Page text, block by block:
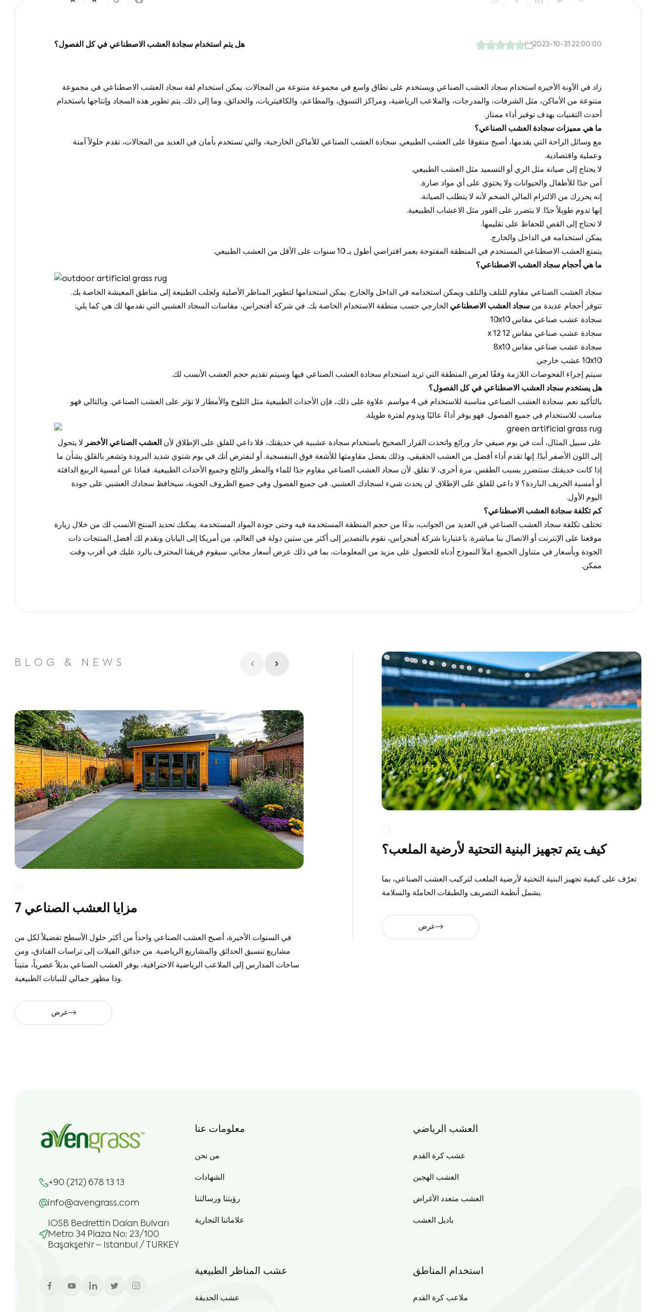
هل يتم استخدام سجادة العشب الاصطناعي في كل الفصول؟ 2023-10-31 22:00:00
زاد في الآونة الأخيرة استخدام سجاد العشب الصناعي ويستخدم على نطاق واسع في مجموعة متنوعة من المجالات. يمكن استخدام لفة سجاد العشب الاصطناعي في مجموعة
متنوعة من الأماكن، مثل الشرفات، والمدرجات، والملاعب الرياضية، ومراكز التسوق، والمطاعم، والكافيتريات، والحدائق، وما إلى ذلك. يتم تطوير هذه السجاد وإنتاجها باستخدام
أحدث التقنيات بهدف توفير أداء ممتاز.
ما هي مميزات سجادة العشب الصناعي؟
مع وسائل الراحة التي يقدمها، أصبح متفوقا على العشب الطبيعي. سجادة العشب الصناعي للأماكن الخارجية، والتي تستخدم بأمان في العديد من المجالات، تقدم حلولاً آمنة
وعملية واقتصادية.
لا يحتاج إلى صيانة مثل الري أو التسميد مثل العشب الطبيعي.
آمن جدًا للأطفال والحيوانات ولا يحتوي على أي مواد ضارة.
إنه يحررك من الالتزام المالي الضخم لأنه لا يتطلب الصيانة.
إنها تدوم طويلاً جدًا. لا يتضرر على الفور مثل الاعشاب الطبيعية.
لا تحتاج إلى القص للحفاظ على تقليمها.
يمكن استخدامه في الداخل والخارج.
يتمتع العشب الاصطناعي المستخدم في المنطقة المفتوحة بعمر افتراضي أطول بـ 10 سنوات على الأقل من العشب الطبيعي.
ما هي أحجام سجاد العشب الاصطناعي؟
سجاد العشب الصناعي مقاوم للتلف والتلف ويمكن استخدامه في الداخل والخارج. يمكن استخدامها لتطوير المناظر الأصلية ولجلب الطبيعة إلى مناطق المعيشة الخاصة بك.
تتوفر أحجام عديدة من سجاد العشب الاصطناعي الخارجي حسب منطقة الاستخدام الخاصة بك. في شركة أفنجراس، مقاسات السجاد العشبي التي نقدمها لك هي كما يلي:
سجادة عشب صناعي مقاس 10x10
سجادة عشب صناعي مقاس 12 x 12
سجادة عشب صناعي مقاس 8x10
10x10 عشب خارجي
سيتم إجراء الفحوصات اللازمة وفقًا لعرض المنطقة التي تريد استخدام سجادة العشب الصناعي فيها وسيتم تقديم حجم العشب الأنسب لك.
هل يستخدم سجاد العشب الاصطناعي في كل الفصول؟
بالتأكيد نعم. سجادة العشب الصناعي مناسبة للاستخدام في 4 مواسم. علاوة على ذلك، فإن الأحداث الطبيعية مثل الثلوج والأمطار لا تؤثر على العشب الصناعي. وبالتالي فهو
مناسب للاستخدام في جميع الفصول. فهو يوفر أداءً عاليًا ويدوم لفترة طويلة.
على سبيل المثال، أنت في يوم صيفي حار ورائع واتخذت القرار الصحيح باستخدام سجادة عشبية في حديقتك، فلا داعي للقلق على الإطلاق لأن العشب الصناعي الأخضر لا يتحول
إلى اللون الأصفر أبدًا. إنها تقدم أداء أفضل من العشب الحقيقي، وذلك بفضل مقاومتها للأشعة فوق البنفسجية. أو لنفترض أنك في يوم شتوي شديد البرودة وتشعر بالقلق بشأن ما
إذا كانت حديقتك ستتضرر بسبب الطقس. مرة أخرى، لا تقلق. لأن سجاد العشب الصناعي مقاوم جدًا للماء والمطر والثلج وجميع الأحداث الطبيعية. فماذا عن أمسية الربيع الدافئة
أو أمسية الخريف الباردة؟ لا داعي للقلق على الإطلاق. لن يحدث شيء لسجادك العشبي. في جميع الفصول وفي جميع الظروف الجوية، سيحافظ سجادك العشبي على جودة
اليوم الأول.
كم تكلفة سجادة العشب الاصطناعي؟
تختلف تكلفة سجاد العشب الصناعي في العديد من الجوانب، بدءًا من حجم المنطقة المستخدمة فيه وحتى جودة المواد المستخدمة. يمكنك تحديد المنتج الأنسب لك من خلال زيارة
موقعنا على الإنترنت أو الاتصال بنا مباشرة. باعتبارنا شركة أفنجراس، نقوم بالتصدير إلى أكثر من ستين دولة في العالم، من أمريكا إلى اليابان ونقدم لك أفضل المنتجات ذات
الجودة وبأسعار في متناول الجميع. املأ النموذج أدناه للحصول على مزيد من المعلومات، بما في ذلك عرض أسعار مجاني. سيقوم فريقنا المحترف بالرد عليك في أقرب وقت
ممكن.
BLOG & NEWS
7 مزايا العشب الصناعي
في السنوات الأخيرة، أصبح العشب الصناعي واحداً من أكثر حلول الأسطح تفضيلاً لكل من
مشاريع تنسيق الحدائق والمشاريع الرياضية. من حدائق الفيلات إلى تراسات الفنادق، ومن
ساحات المدارس إلى الملاعب الرياضية الاحترافية، يوفر العشب الصناعي بديلاً عصرياً، متيناً
وذا مظهر جمالي للنباتات الطبيعية.
عرض
كيف يتم تجهيز البنية التحتية لأرضية الملعب؟
تعرّف على كيفية تجهيز البنية التحتية لأرضية الملعب لتركيب العشب الصناعي، بما
يشمل أنظمة التصريف والطبقات الحاملة والسلامة.
عرض
+90 (212) 678 13 13
info@avengrass.com
IOSB Bedrettin Dalan Bulvarı
Metro 34 Plaza No: 23/100
Başakşehir – Istanbul / TURKEY
معلومات عنا
من نحن
الشهادات
رؤيتنا ورسالتنا
علاماتنا التجارية
العشب الرياضي
عشب كرة القدم
العشب الهجين
العشب متعدد الأغراض
باديل العشب
عشب المناظر الطبيعية
عشب الحديقة
استخدام المناطق
ملاعب كرة القدم